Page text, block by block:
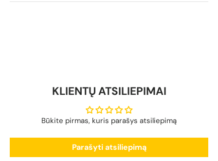
KLIENTŲ ATSILIEPIMAI
Būkite pirmas, kuris parašys atsiliepimą
Parašyti atsiliepimą